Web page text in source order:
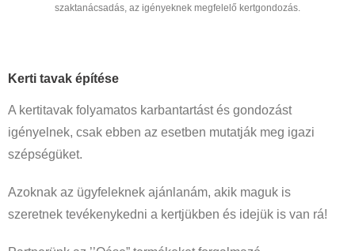
szaktanácsadás, az igényeknek megfelelő kertgondozás.
Kerti tavak építése
A kertitavak folyamatos karbantartást és gondozást
igényelnek, csak ebben az esetben mutatják meg igazi
szépségüket.
Azoknak az ügyfeleknek ajánlanám, akik maguk is
szeretnek tevékenykedni a kertjükben és idejük is van rá!